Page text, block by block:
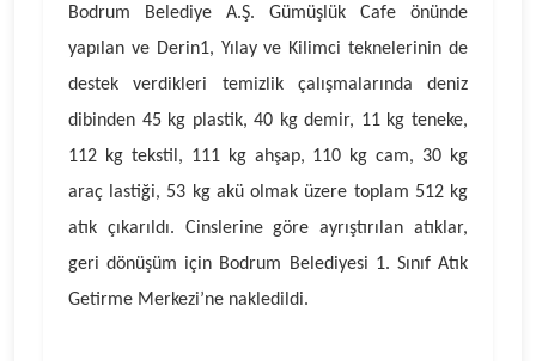
Bodrum Belediye A.Ş. Gümüşlük Cafe önünde
yapılan ve Derin1, Yılay ve Kilimci teknelerinin de
destek verdikleri temizlik çalışmalarında deniz
dibinden 45 kg plastik, 40 kg demir, 11 kg teneke,
112 kg tekstil, 111 kg ahşap, 110 kg cam, 30 kg
araç lastiği, 53 kg akü olmak üzere toplam 512 kg
atık çıkarıldı. Cinslerine göre ayrıştırılan atıklar,
geri dönüşüm için Bodrum Belediyesi 1. Sınıf Atık
Getirme Merkezi’ne nakledildi.